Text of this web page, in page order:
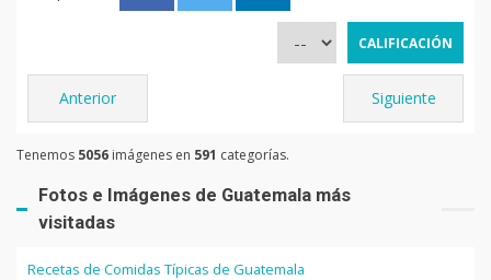
Anterior Siguiente
Tenemos 5056 imágenes en 591 categorías.
Fotos e Imágenes de Guatemala más
visitadas
Recetas de Comidas Típicas de Guatemala